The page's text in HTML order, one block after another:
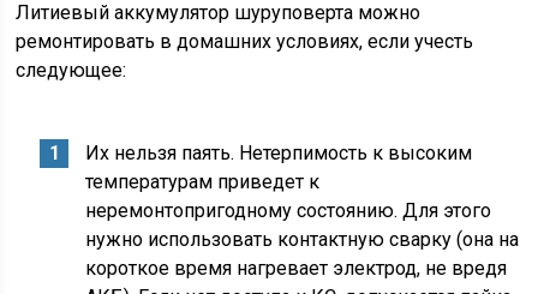
Литиевый аккумулятор шуруповерта можно
ремонтировать в домашних условиях, если учесть
следующее:
Их нельзя паять. Нетерпимость к высоким
температурам приведет к
неремонтопригодному состоянию. Для этого
нужно использовать контактную сварку (она на
короткое время нагревает электрод, не вредя